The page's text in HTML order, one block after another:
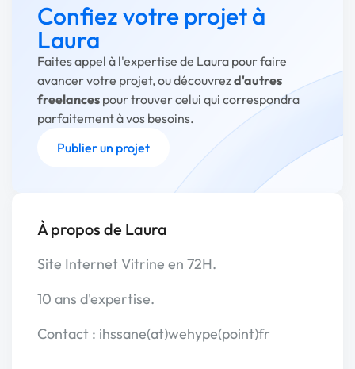
Confiez votre projet à
Laura
Faites appel à l'expertise de Laura pour faire
avancer votre projet, ou découvrezd'autres
freelances pour trouver celui qui correspondra
parfaitement à vos besoins.
Publier un projet
À propos de Laura
Site Internet Vitrine en 72H.
10 ans d'expertise.
Contact : ihssane(at)wehype(point)fr